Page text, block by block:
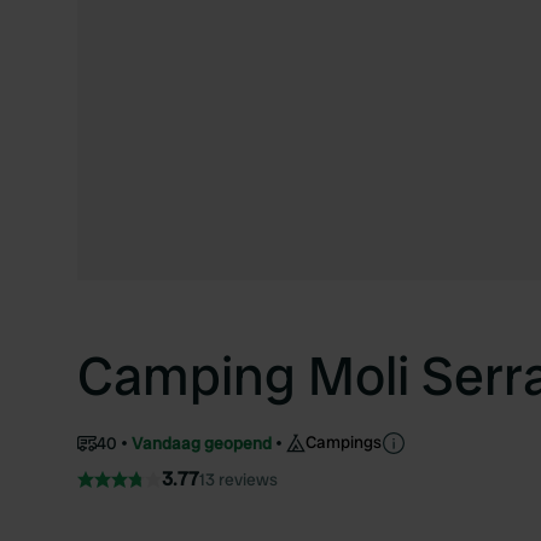
Camping Moli
40 Vandaag geopend Campings
3.7713 reviews